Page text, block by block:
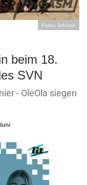
Fotos: Schlack
beim 18.
SVN
- OleOla siegen